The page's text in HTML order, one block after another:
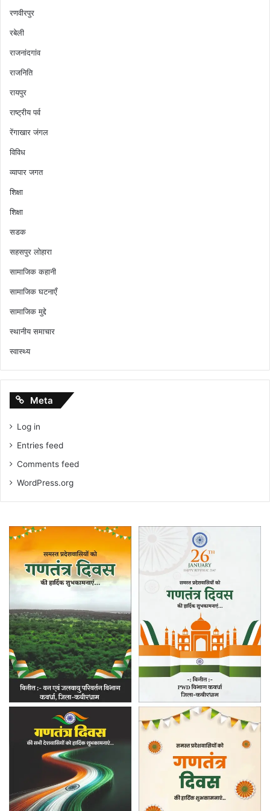
रणवीरपुर
रबेली
राजनांदगांव
राजनिति
रायपुर
राष्ट्रीय पर्व
रेंगाखार जंगल
विविध
व्यापार जगत
शिक्षा
शिक्षा
सडक
सहसपुर लोहारा
सामाजिक कहानी
सामाजिक घटनाएँ
सामाजिक मुद्दे
स्थानीय समाचार
स्वास्थ्य
Meta
Log in
Entries feed
Comments feed
WordPress.org